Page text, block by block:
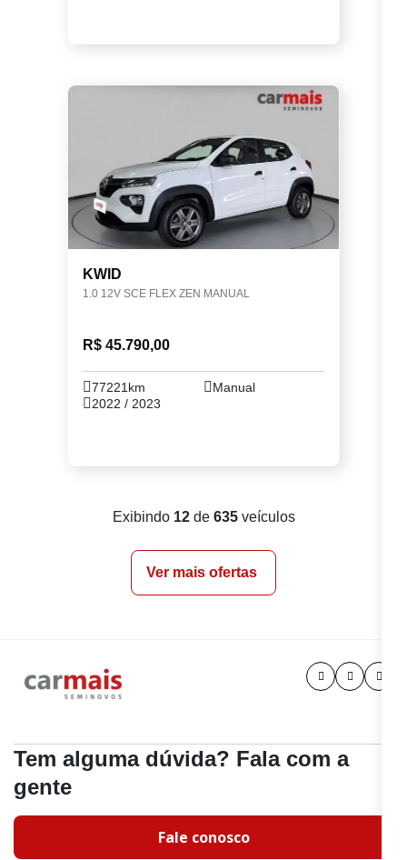
KWID
1.0 12V SCE FLEX ZEN MANUAL
R$ 45.790,00
77221km
Manual
2022 / 2023
Exibindo 12de 635veículos
Ver mais ofertas
Tem alguma dúvida? Fala com a
gente
Fale conosco